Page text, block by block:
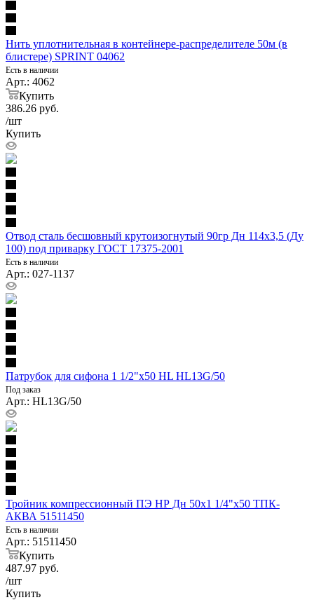
Нить уплотнительная в контейнере-распределителе 50м (в
блистере) SPRINT 04062
Есть в наличии
Арт.: 4062
Купить
386.26 руб.
/шт
Купить
Отвод сталь бесшовный крутоизогнутый 90гр Дн 114х3,5 (Ду
100) под приварку ГОСТ 17375-2001
Есть в наличии
Арт.: 027-1137
Патрубок для сифона 1 1/2"х50 HL HL13G/50
Под заказ
Арт.: HL13G/50
Тройник компрессионный ПЭ НР Дн 50х1 1/4"х50 ТПК-
АКВА 51511450
Есть в наличии
Арт.: 51511450
Купить
487.97 руб.
/шт
Купить